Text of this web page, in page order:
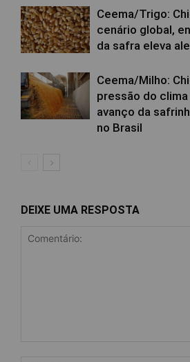
Ceema/Trigo:
cenário global,
da safra eleva
Ceema/Milho:
pressão do clima
avanço da
no Brasil
DEIXE UMA RESPOSTA